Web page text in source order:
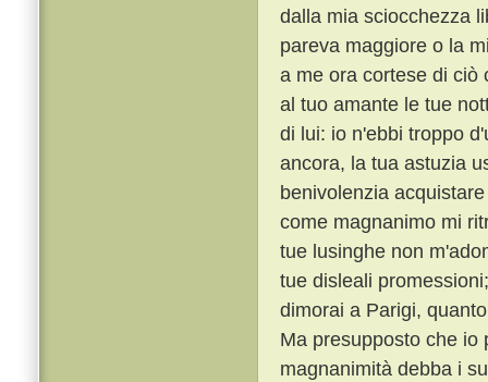
dalla mia sciocchezza
pareva maggiore o la
a me ora cortese di ciò
al tuo amante le tue
di lui: io n'ebbi troppo
ancora, la tua astuzia
benivolenzia
come magnanimo mi
tue lusinghe non
tue disleali
dimorai a Parigi,
Ma presupposto che io
magnanimità debba i